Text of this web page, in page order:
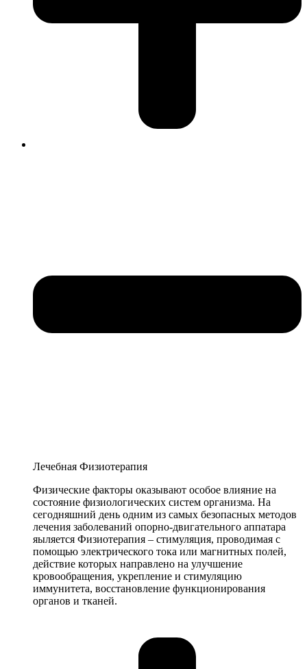
Лечебная Физиотерапия
Физические факторы оказывают особое влияние на
состояние физиологических систем организма. На
сегодняшний день одним из самых безопасных методов
лечения заболеваний опорно-двигательного аппатара
яыляется Физиотерапия – стимуляция, проводимая с
помощью электрического тока или магнитных полей,
действие которых направлено на улучшение
кровообращения, укрепление и стимуляцию
иммунитета, восстановление функционирования
органов и тканей.